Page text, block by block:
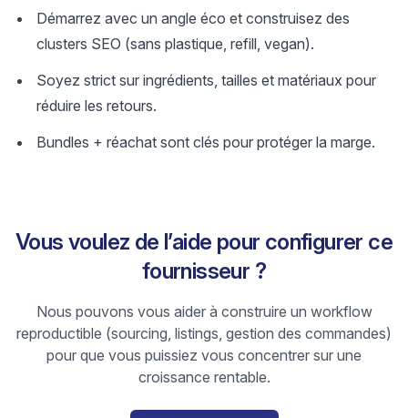
Démarrez avec un angle éco et construisez des
clusters SEO (sans plastique, refill, vegan).
Soyez strict sur ingrédients, tailles et matériaux pour
réduire les retours.
Bundles + réachat sont clés pour protéger la marge.
Vous voulez de l’aide pour configurer ce
fournisseur ?
Nous pouvons vous aider à construire un workflow
reproductible (sourcing, listings, gestion des commandes)
pour que vous puissiez vous concentrer sur une
croissance rentable.